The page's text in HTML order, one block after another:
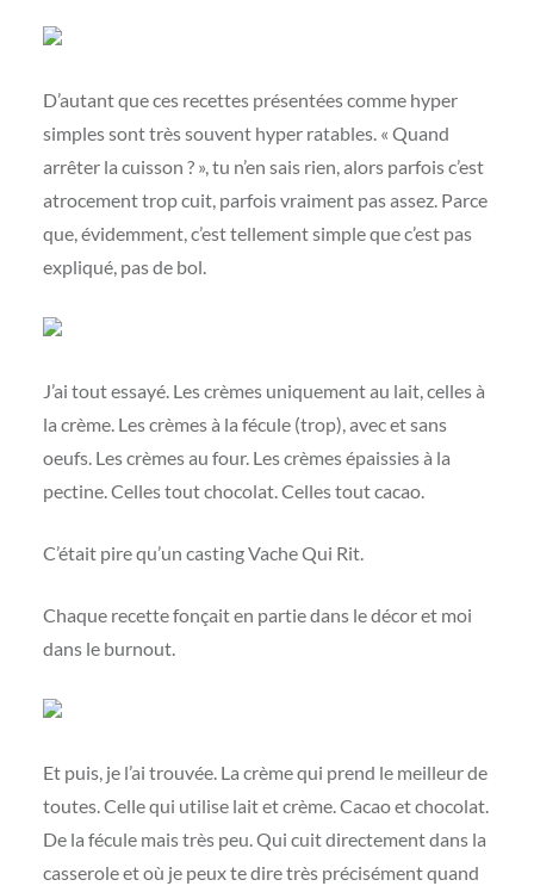
D’autant que ces recettes présentées comme hyper
simples sont très souvent hyper ratables. « Quand
arrêter la cuisson ? », tu n’en sais rien, alors parfois c’est
atrocement trop cuit, parfois vraiment pas assez. Parce
que, évidemment, c’est tellement simple que c’est pas
expliqué, pas de bol.
J’ai tout essayé. Les crèmes uniquement au lait, celles à
la crème. Les crèmes à la fécule (trop), avec et sans
oeufs. Les crèmes au four. Les crèmes épaissies à la
pectine. Celles tout chocolat. Celles tout cacao.
C’était pire qu’un casting Vache Qui Rit.
Chaque recette fonçait en partie dans le décor et moi
dans le burnout.
Et puis, je l’ai trouvée. La crème qui prend le meilleur de
toutes. Celle qui utilise lait et crème. Cacao et chocolat.
De la fécule mais très peu. Qui cuit directement dans la
casserole et où je peux te dire très précisément quand